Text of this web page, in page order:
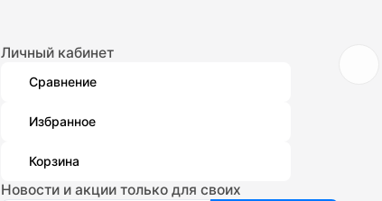
Личный кабинет
Сравнение
Избранное
Корзина
Новости и акции только для своих